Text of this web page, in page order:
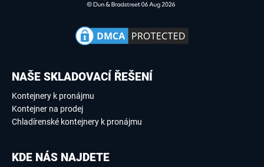
NAŠE SKLADOVACÍ ŘEŠENÍ
Kontejnery k pronájmu
Kontejner na prodej
Chladírenské kontejnery k pronájmu
KDE NÁS NAJDETE